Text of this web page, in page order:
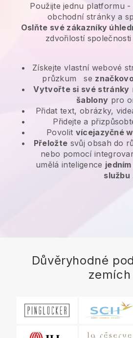
Použijte jednu platformu -
obchodní stránky a
Oslňte své zákazníky
zdvořilostí společnosti
Získejte vlastní webové
průzkum
se
Vytvořte si své stránky
šablony pro
Přidat text, obrázky,
Přidejte a
Povolit vícejazyčné
Přeložte svůj obsah do
nebo pomocí
umělá inteligence
službu
Důvěryhodné
zemích